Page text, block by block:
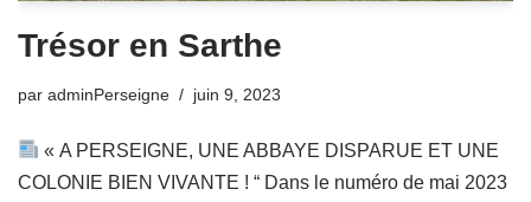
Trésor en Sarthe
par adminPerseigne juin 9, 2023
« A PERSEIGNE, UNE ABBAYE DISPARUE ET UNE
COLONIE BIEN VIVANTE ! “ Dans le numéro de mai 2023